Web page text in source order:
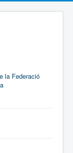
la Federació